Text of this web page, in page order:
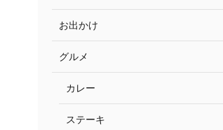
お出かけ
グルメ
カレー
ステーキ